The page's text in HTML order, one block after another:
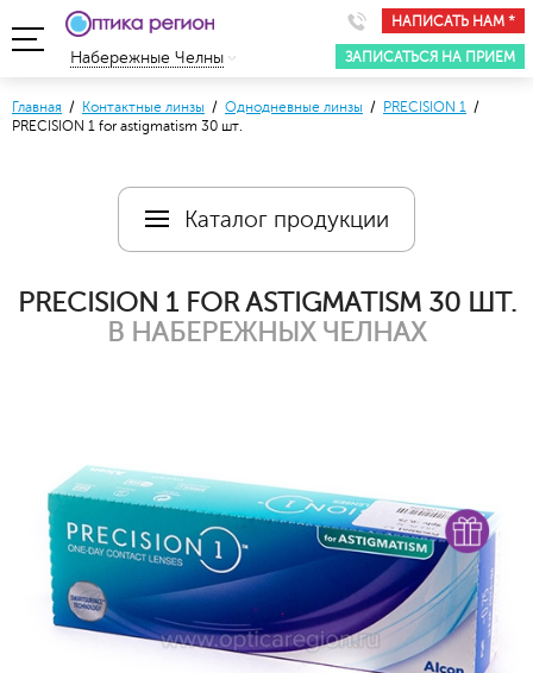
НАПИСАТЬ НАМ *
ЗАПИСАТЬСЯ НА ПРИЕМ
Набережные Челны
Главная / Контактные линзы / Однодневные линзы / PRECISION 1 /
PRECISION 1 for astigmatism 30 шт.
Каталог продукции
PRECISION 1 FOR ASTIGMATISM 30 ШТ.
В НАБЕРЕЖНЫХ ЧЕЛНАХ